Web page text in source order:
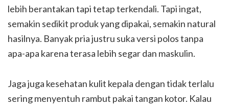
lebih berantakan tapi tetap terkendali. Tapi ingat,
semakin sedikit produk yang dipakai, semakin natural
hasilnya. Banyak pria justru suka versi polos tanpa
apa-apa karena terasa lebih segar dan maskulin.
Jaga juga kesehatan kulit kepala dengan tidak terlalu
sering menyentuh rambut pakai tangan kotor. Kalau